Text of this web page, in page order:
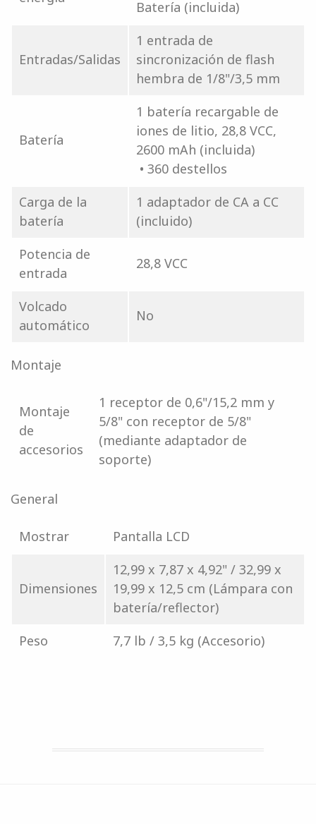
Batería (incluida)
Entradas/Salidas
1 entrada de
sincronización de flash
hembra de 1/8"/3,5 mm
Batería
1 batería recargable de
iones de litio, 28,8 VCC,
2600 mAh (incluida)
• 360 destellos
Carga de la
batería
1 adaptador de CA a CC
(incluido)
Potencia de
entrada
28,8 VCC
Volcado
automático
No
Montaje
Montaje
de
accesorios
1 receptor de 0,6"/15,2 mm y
5/8" con receptor de 5/8"
(mediante adaptador de
soporte)
General
Mostrar Pantalla LCD
Dimensiones
12,99 x 7,87 x 4,92" / 32,99 x
19,99 x 12,5 cm (Lámpara con
batería/reflector)
Peso
7,7 lb / 3,5 kg (Accesorio)